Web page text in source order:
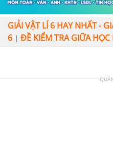
GIẢI VẬT LÍ 6 HAY NHẤT -
6 | ĐỀ KIỂM TRA GIỮA HỌC